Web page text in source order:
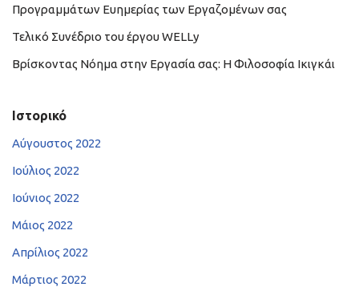
Προγραμμάτων Ευημερίας των Εργαζομένων σας
Τελικό Συνέδριο του έργου WELLy
Βρίσκοντας Νόημα στην Εργασία σας: Η Φιλοσοφία Ικιγκάι
Ιστορικό
Αύγουστος 2022
Ιούλιος 2022
Ιούνιος 2022
Μάιος 2022
Απρίλιος 2022
Μάρτιος 2022